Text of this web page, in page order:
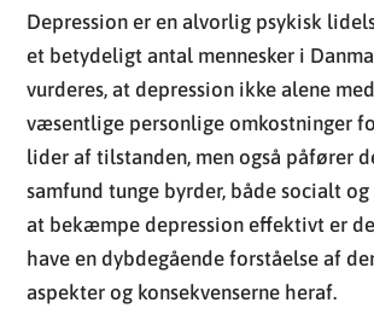
Depression er en alvorlig psykisk
et betydeligt antal mennesker i
vurderes, at depression ikke alene
væsentlige personlige omkostninger
lider af tilstanden, men også påfører
samfund tunge byrder, både socialt
at bekæmpe depression effektivt er
have en dybdegående forståelse af
aspekter og konsekvenserne heraf.